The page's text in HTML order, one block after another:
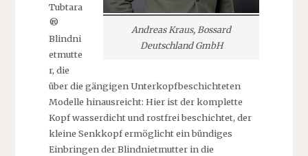
Andreas Kraus, Bossard
Deutschland GmbH
Tubtara
®
Blindni
etmutte
r, die
über die gängigen Unterkopfbeschichteten
Modelle hinausreicht: Hier ist der komplette
Kopf wasserdicht und rostfrei beschichtet, der
kleine Senkkopf ermöglicht ein bündiges
Einbringen der Blindnietmutter in die